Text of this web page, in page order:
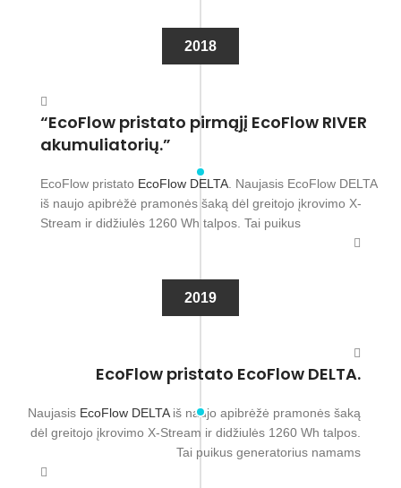
2018
“EcoFlow pristato pirmąjį EcoFlow RIVER
akumuliatorių.”
EcoFlow pristato EcoFlow DELTA . Naujasis EcoFlow DELTA
iš naujo apibrėžė pramonės šaką dėl greitojo įkrovimo X-
Stream ir didžiulės 1260 Wh talpos. Tai puikus
2019
EcoFlow pristato EcoFlow DELTA.
Naujasis EcoFlow DELTAiš naujo apibrėžė pramonės šaką
dėl greitojo įkrovimo X-Stream ir didžiulės 1260 Wh talpos.
Tai puikus generatorius namams